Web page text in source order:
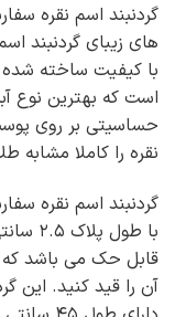
با کیفیت ساخته شده
است که بهترین نوع
حساسیتی بر روی
نقره را کاملا مشابه
با
قابل حک می باشد
آن را قید کنید. این